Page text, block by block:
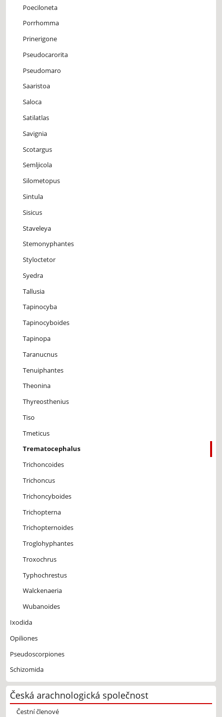
Poeciloneta
Porrhomma
Prinerigone
Pseudocarorita
Pseudomaro
Saaristoa
Saloca
Satilatlas
Savignia
Scotargus
Semljicola
Silometopus
Sintula
Sisicus
Staveleya
Stemonyphantes
Styloctetor
Syedra
Tallusia
Tapinocyba
Tapinocyboides
Tapinopa
Taranucnus
Tenuiphantes
Theonina
Thyreosthenius
Tiso
Tmeticus
Trematocephalus
Trichoncoides
Trichoncus
Trichoncyboides
Trichopterna
Trichopternoides
Troglohyphantes
Troxochrus
Typhochrestus
Walckenaeria
Wubanoides
Ixodida
Opiliones
Pseudoscorpiones
Schizomida
Česká arachnologická společnost
Čestní členové